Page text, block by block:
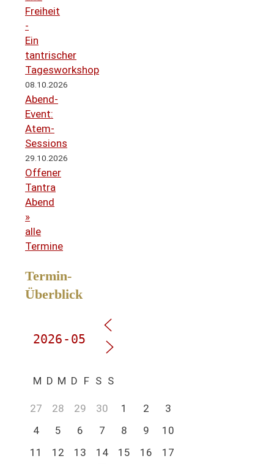
Freiheit
-
Ein
tantrischer
Tagesworkshop
08.10.2026
Abend-
Event:
Atem-
Sessions
29.10.2026
Offener
Tantra
Abend
»
alle
Termine
Termin-
Überblick
M D M D F S S
27 28 29 30 1 2
3
4
5 6 7 8 9
10
11
12 13 14 15 16 17